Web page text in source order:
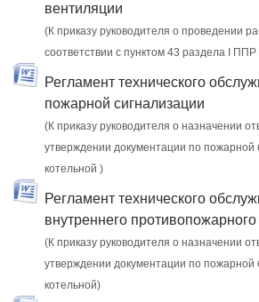
вентиляции
(К приказу руководителя о проведении
соответствии с пунктом 43 раздела I
Регламент технического
пожарной сигнализации
(К приказу руководителя о назначении
утверждении документации по пожарной
котельной )
Регламент технического
внутреннего
(К приказу руководителя о назначении
утверждении документации по пожарной
котельной)